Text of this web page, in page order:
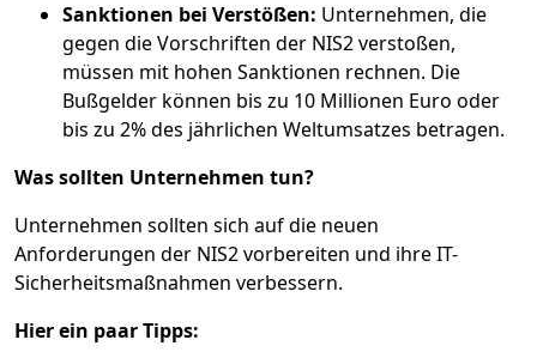
Sanktionen bei Verstößen: Unternehmen, die
gegen die Vorschriften der NIS2 verstoßen,
müssen mit hohen Sanktionen rechnen. Die
Bußgelder können bis zu 10 Millionen Euro oder
bis zu 2% des jährlichen Weltumsatzes betragen.
Was sollten Unternehmen tun?
Unternehmen sollten sich auf die neuen
Anforderungen der NIS2 vorbereiten und ihre IT-
Sicherheitsmaßnahmen verbessern.
Hier ein paar Tipps: